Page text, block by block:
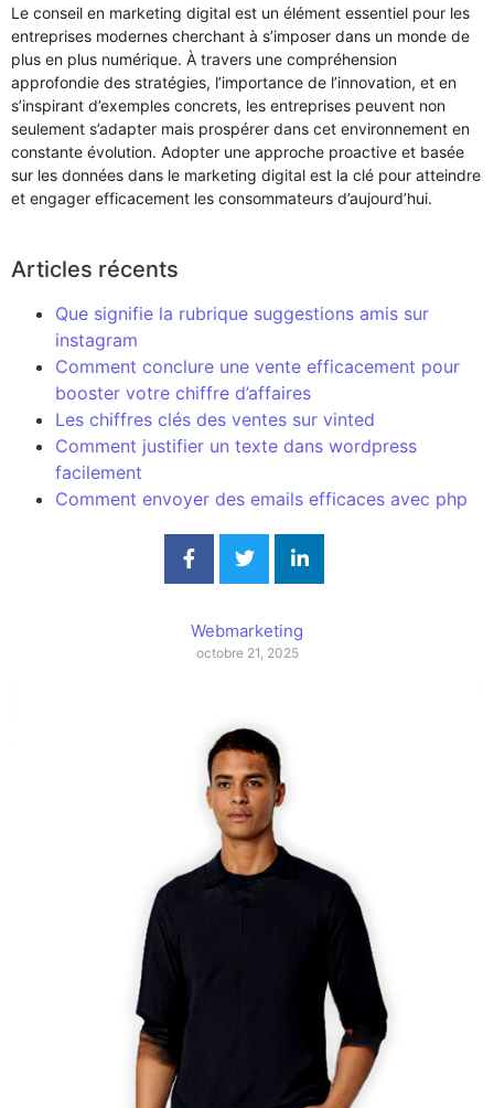
Le conseil en marketing digital est un élément essentiel pour les
entreprises modernes cherchant à s’imposer dans un monde de
plus en plus numérique. À travers une compréhension
approfondie des stratégies, l’importance de l’innovation, et en
s’inspirant d’exemples concrets, les entreprises peuvent non
seulement s’adapter mais prospérer dans cet environnement en
constante évolution. Adopter une approche proactive et basée
sur les données dans le marketing digital est la clé pour atteindre
et engager efficacement les consommateurs d’aujourd’hui.
Articles récents
Que signifie la rubrique suggestions amis sur
instagram
Comment conclure une vente efficacement pour
booster votre chiffre d’affaires
Les chiffres clés des ventes sur vinted
Comment justifier un texte dans wordpress
facilement
Comment envoyer des emails efficaces avec php
Webmarketing
octobre 21, 2025